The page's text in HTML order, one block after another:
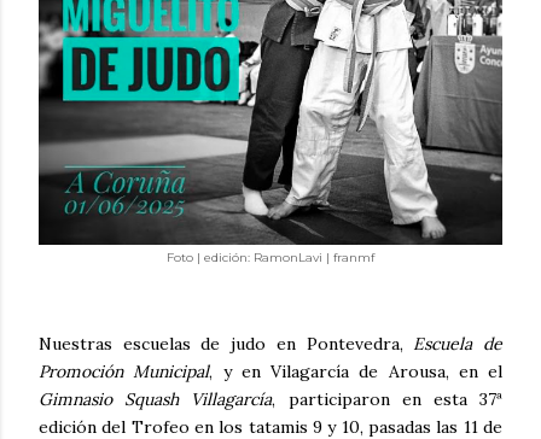
Foto | edición: RamonLavi | franmf
Nuestras escuelas de judo en Pontevedra, Escuela de
Promoción Municipal, y en Vilagarcía de Arousa, en el
Gimnasio Squash Villagarcía, participaron en esta 37ª
edición del Trofeo en los tatamis 9 y 10, pasadas las 11 de